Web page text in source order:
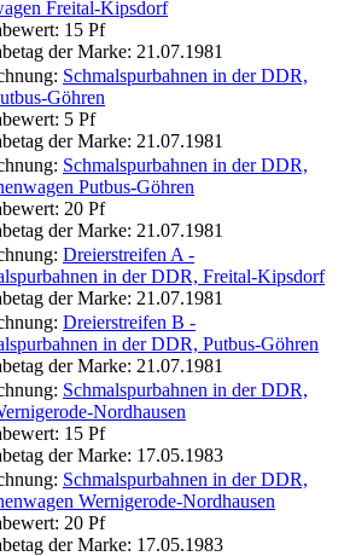
Freital-Kipsdorf
15 Pf
der Marke: 21.07.1981
Schmalspurbahnen in der DDR,
Göhren
5 Pf
der Marke: 21.07.1981
Schmalspurbahnen in der DDR,
Putbus-Göhren
20 Pf
der Marke: 21.07.1981
Dreierstreifen A -
in der DDR, Freital-Kipsdorf
der Marke: 21.07.1981
Dreierstreifen B -
in der DDR, Putbus-Göhren
der Marke: 21.07.1981
Schmalspurbahnen in der DDR,
Nordhausen
15 Pf
der Marke: 17.05.1983
Schmalspurbahnen in der DDR,
Wernigerode-Nordhausen
20 Pf
der Marke: 17.05.1983